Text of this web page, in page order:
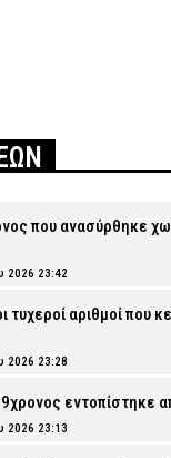
που ανασύρθηκε
2026 23:42
τυχεροί αριθμοί που
2026 23:28
εντοπίστηκε
2026 23:13